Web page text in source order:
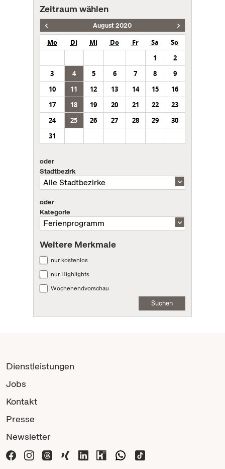
Zeitraum wählen
August 2020
Mo Di Mi Do Fr Sa
So
1
2
3
4 5 6 7 8
9
10
11 12 13 14 15
16
17
18 19 20 21 22
23
24
25 26 27 28 29
30
31
oder
Stadtbezirk
oder
Kategorie
Weitere Merkmale
nur kostenlos
nur Highlights
Wochenendvorschau
Suchen
Dienstleistungen
Jobs
Kontakt
Presse
Newsletter